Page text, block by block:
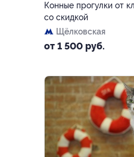
Конные прогулки от
со скидкой
Щёлковская
от 1 500 руб.